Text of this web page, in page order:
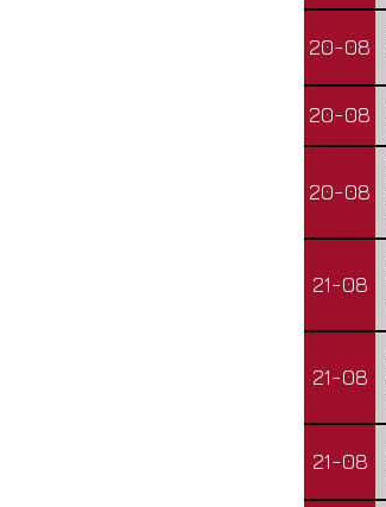
20-08
20-08
20-08
21-08
21-08
21-08